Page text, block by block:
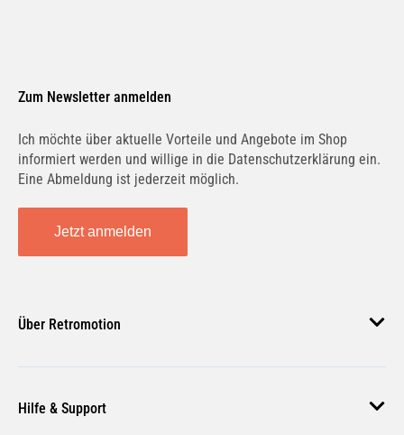
Zum Newsletter anmelden
Ich möchte über aktuelle Vorteile und Angebote im Shop
informiert werden und willige in die Datenschutzerklärung ein.
Eine Abmeldung ist jederzeit möglich.
Jetzt anmelden
Über Retromotion
Unsere Jobs
Hilfe & Support